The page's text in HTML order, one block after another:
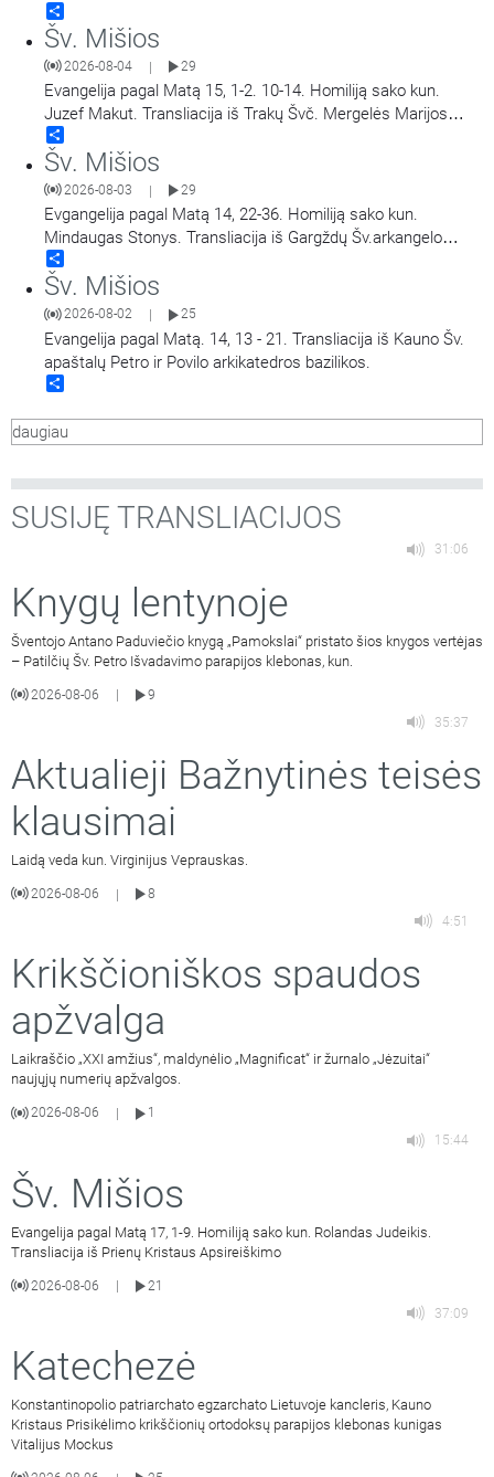
Šiluvos Švč. Mergelės Marijos Gimimo bazilikos.
Šv. Mišios
2026-08-04 | 29
Evangelija pagal Matą 15, 1-2. 10-14. Homiliją sako kun.
Juzef Makut. Transliacija iš Trakų Švč. Mergelės Marijos
Apsilankymo bazilikos.
Šv. Mišios
2026-08-03 | 29
Evgangelija pagal Matą 14, 22-36. Homiliją sako kun.
Mindaugas Stonys. Transliacija iš Gargždų Šv.arkangelo
Mykolo bažnyčios.
Šv. Mišios
2026-08-02 25
Evangelija pagal Matą. 14, 13 - 21. Transliacija iš Kauno Šv.
apaštalų Petro ir Povilo arkikatedros bazilikos.
daugiau
SUSIJĘ TRANSLIACIJOS
31:06
Knygų lentynoje
Šventojo Antano Paduviečio knygą „Pamokslai“ pristato šios knygos vertėjas
– Patilčių Šv. Petro Išvadavimo parapijos klebonas, kun.
2026-08-06
9
35:37
Aktualieji Bažnytinės teisės
klausimai
Laidą veda kun. Virginijus Veprauskas.
2026-08-06 |
8
4:51
Krikščioniškos spaudos
apžvalga
Laikraščio „XXI amžius“, maldynėlio „Magnificat“ ir žurnalo „Jėzuitai“
naujųjų numerių apžvalgos.
2026-08-06
1
15:44
Šv. Mišios
Evangelija pagal Matą 17, 1-9. Homiliją sako kun. Rolandas Judeikis.
Transliacija iš Prienų Kristaus Apsireiškimo
2026-08-06
21
37:09
Katechezė
Konstantinopolio patriarchato egzarchato Lietuvoje kancleris, Kauno
Kristaus Prisikėlimo krikščionių ortodoksų parapijos klebonas kunigas
Vitalijus Mockus